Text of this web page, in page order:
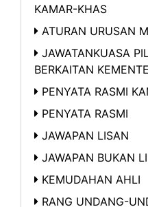
KAMAR-KHAS
ATURAN URUSAN
JAWATANKUASA
BERKAITAN
PENYATA RASMI
PENYATA RASMI
JAWAPAN LISAN
JAWAPAN BUKAN
KEMUDAHAN AHLI
RANG UNDANG-